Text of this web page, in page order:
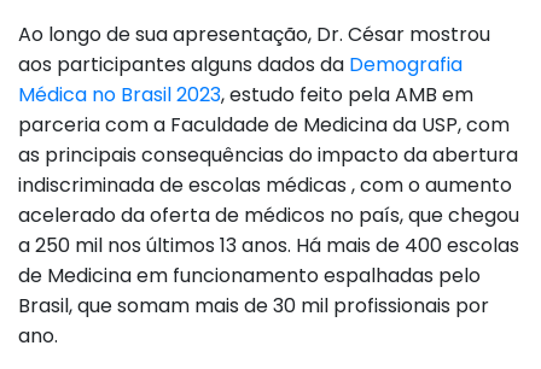
Ao longo de sua apresentação, Dr. César mostrou
aos participantes alguns dados da Demografia
Médica no Brasil 2023, estudo feito pela AMB em
parceria com a Faculdade de Medicina da USP, com
as principais consequências do impacto da abertura
indiscriminada de escolas médicas , com o aumento
acelerado da oferta de médicos no país, que chegou
a 250 mil nos últimos 13 anos. Há mais de 400 escolas
de Medicina em funcionamento espalhadas pelo
Brasil, que somam mais de 30 mil profissionais por
ano.